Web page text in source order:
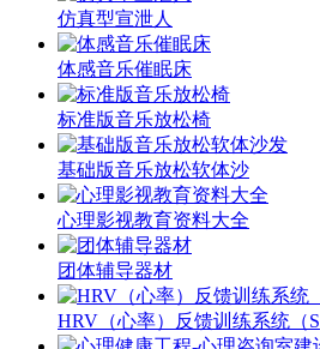
仿真型宣泄人
体感音乐催眠床
标准版音乐放松椅
基础版音乐放松软体沙
心理影视教育资料大全
团体辅导器材
HRV（心率）反馈训练系统（S